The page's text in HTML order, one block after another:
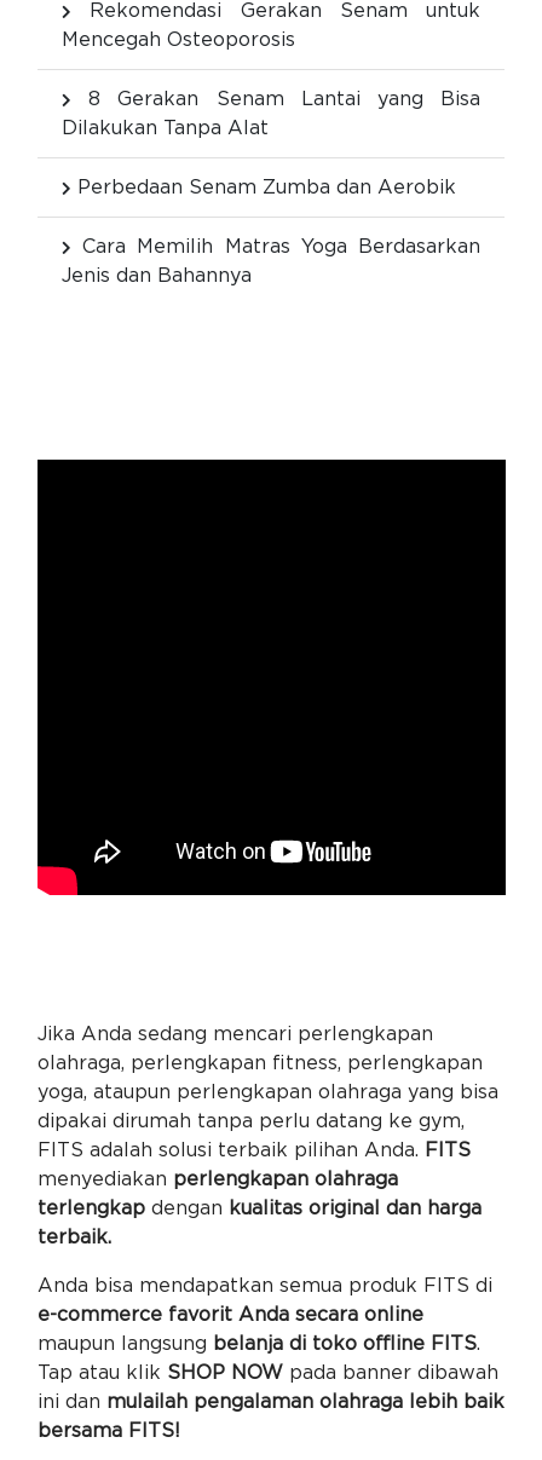
Rekomendasi Gerakan Senam untuk
Mencegah Osteoporosis
8 Gerakan Senam Lantai yang Bisa
Dilakukan Tanpa Alat
Perbedaan Senam Zumba dan Aerobik
Cara Memilih Matras Yoga Berdasarkan
Jenis dan Bahannya
Jika Anda sedang mencari perlengkapan
olahraga, perlengkapan fitness, perlengkapan
yoga, ataupun perlengkapan olahraga yang bisa
dipakai dirumah tanpa perlu datang ke gym,
FITS adalah solusi terbaik pilihan Anda. FITS
menyediakan perlengkapan olahraga
terlengkapdengan kualitas original dan harga
terbaik.
Anda bisa mendapatkan semua produk FITS di
e-commerce favorit Anda secara online
maupun langsung belanja di toko offline FITS.
Tap atau klik SHOP NOW pada banner dibawah
ini dan mulailah pengalaman olahraga lebih baik
bersama FITS!